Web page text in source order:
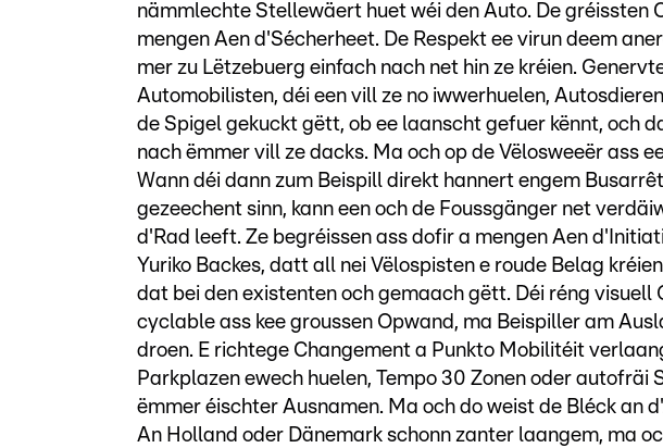
nämmlechte Stellewäert huet wéi den Auto. De gréissten
mengen Aen d'Sécherheet. De Respekt ee virun deem
mer zu Lëtzebuerg einfach nach net hin ze kréien.
Automobilisten, déi een vill ze no iwwerhuelen,
de Spigel gekuckt gëtt, ob ee laanscht gefuer kënnt, och
nach ëmmer vill ze dacks. Ma och op de Vëlosweeër ass
Wann déi dann zum Beispill direkt hannert engem
gezeechent sinn, kann een och de Foussgänger net
d'Rad leeft. Ze begréissen ass dofir a mengen Aen
Yuriko Backes, datt all nei Vëlospisten e roude Belag
dat bei den existenten och gemaach gëtt. Déi réng
cyclable ass kee groussen Opwand, ma Beispiller am
droen. E richtege Changement a Punkto Mobilitéit
Parkplazen ewech huelen, Tempo 30 Zonen oder autofräi
ëmmer éischter Ausnamen. Ma och do weist de Bléck an
An Holland oder Dänemark schonn zanter laangem, ma